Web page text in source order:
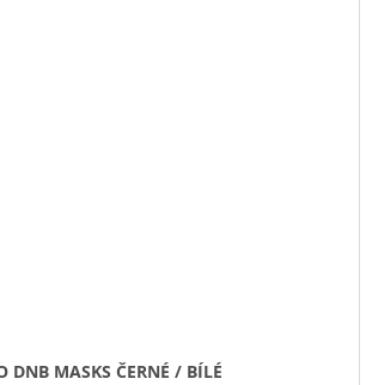
DNB MASKS ČERNÉ / BÍLÉ